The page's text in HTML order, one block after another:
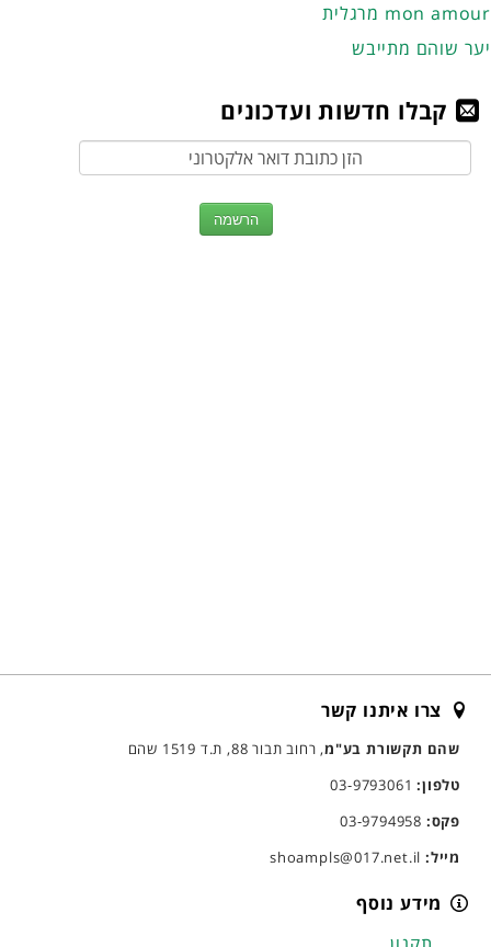
מרגלית mon amour
יער שוהם מתייבש
קבלו חדשות ועדכונים
צרו איתנו קשר
שהם תקשורת בע"מ, רחוב תבור 88, ת.ד 1519 שהם
טלפון:03-9793061
פקס:
מייל:
מידע נוסף